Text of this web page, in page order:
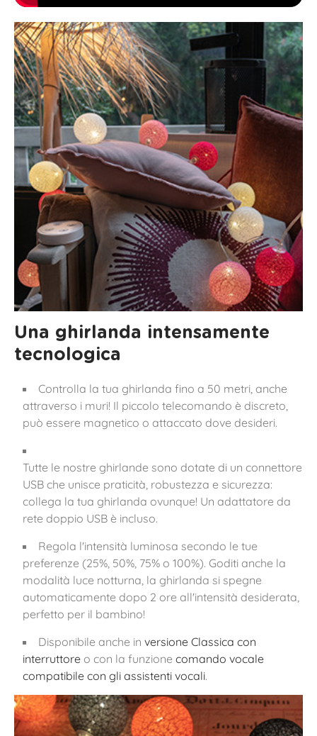
Una ghirlanda intensamente
tecnologica
Controlla la tua ghirlanda fino a 50 metri, anche
attraverso i muri! Il piccolo telecomando è discreto,
può essere magnetico o attaccato dove desideri.
Tutte le nostre ghirlande sono dotate di un connettore
USB che unisce praticità, robustezza e sicurezza:
collega la tua ghirlanda ovunque! Un adattatore da
rete doppio USB è incluso.
Regola l'intensità luminosa secondo le tue
preferenze (25%, 50%, 75% o 100%). Goditi anche la
modalità luce notturna, la ghirlanda si spegne
automaticamente dopo 2 ore all'intensità desiderata,
perfetto per il bambino!
Disponibile anche in versione Classica con
interruttore o con la funzione comando vocale
compatibile con gli assistenti vocali.